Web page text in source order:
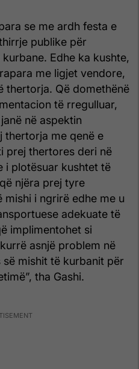
se me ardh festa e
publike për
Edhe ka kushte,
me ligjet vendore,
thertorja. Që domethënë
të rregulluar,
në aspektin
thertorja me qenë e
prej thertores deri në
i plotësuar kushtet të
njëra prej tyre
mishi i ngrirë edhe me u
adekuate të
implimentohet si
asnjë problem në
mishit të kurbanit për
tha Gashi.